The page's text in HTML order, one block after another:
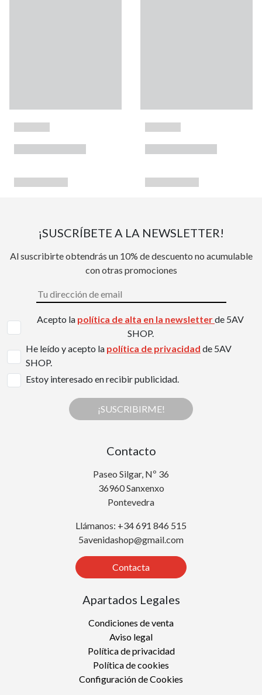
¡SUSCRÍBETE A LA NEWSLETTER!
Al suscribirte obtendrás un 10% de descuento no acumulable
con otras promociones
Acepto la política de alta en la newsletterde 5AV
SHOP.
He leído y acepto la política de privacidad de 5AV
SHOP.
Estoy interesado en recibir publicidad.
¡SUSCRIBIRME!
Contacto
Paseo Silgar, Nº 36
36960 Sanxenxo
Pontevedra
Llámanos: +34 691 846 515
5avenidashop@gmail.com
Contacta
Apartados Legales
Condiciones de venta
Aviso legal
Política de privacidad
Política de cookies
Configuración de Cookies